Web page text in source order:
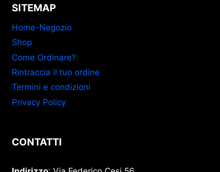
SITEMAP
Home-Negozio
Shop
Come Ordinare?:
Rintraccia il tuo ordine
Termini e condizioni
Privacy Policy
CONTATTI